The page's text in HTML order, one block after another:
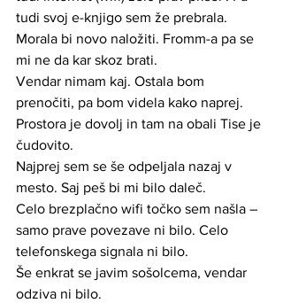
tudi svoj e-knjigo sem že prebrala.
Morala bi novo naložiti. Fromm-a pa se
mi ne da kar skoz brati.
Vendar nimam kaj. Ostala bom
prenočiti, pa bom videla kako naprej.
Prostora je dovolj in tam na obali Tise je
čudovito.
Najprej sem se še odpeljala nazaj v
mesto. Saj peš bi mi bilo daleč.
Celo brezplačno wifi točko sem našla –
samo prave povezave ni bilo. Celo
telefonskega signala ni bilo.
Še enkrat se javim sošolcema, vendar
odziva ni bilo.